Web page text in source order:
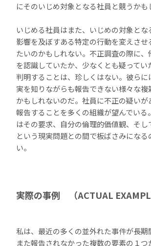
にそのいじめ対象となる社員と競うかも
いじめる社員はまた、いじめの対象とな
影響を及ぼすある特定の行動を変えさせ
たいのかもしれない。不正調査の際に、
を認識していたか、少なくとも疑ってい
判明することは、珍しくはない。彼らに
実を知りながらも報告できない様々な複
かもしれないのだ。社員に不正の疑いが
報告することを多くの組織が望んでいる
はその要求、自分の倫理的価値観、そし
という現実問題との間で板ばさみにな
い。
実際の事例 （ACTUAL
私は、最近の多くの並外れた事件が長期
また報告されなかった複数の要素の１つ